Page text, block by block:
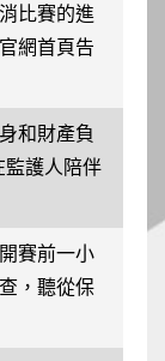
比賽的進
網首頁告
和財產負
監護人陪伴
賽前一小
，聽從保